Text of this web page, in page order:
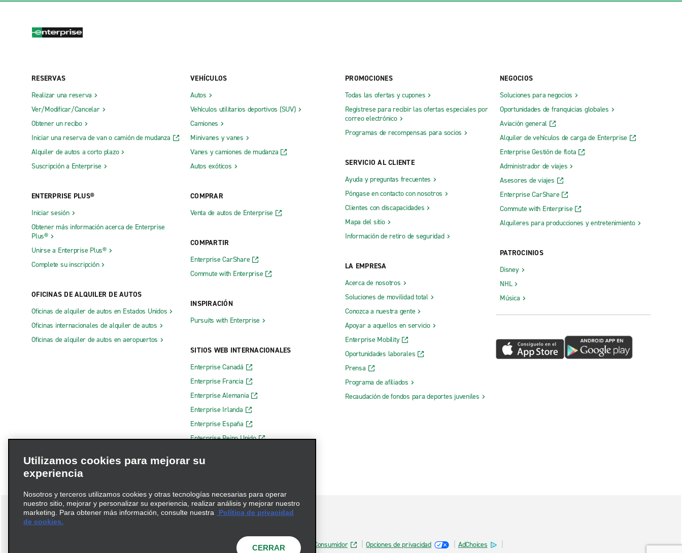
RESERVAS
Realizar una reserva
Ver/Modificar/Cancelar
Obtener un recibo
Iniciar una reserva de van o camión de mudanza
Alquiler de autos a corto plazo
Suscripción a Enterprise
ENTERPRISE PLUS®
Iniciar sesión
Obtener más información acerca de Enterprise
Plus®
Unirse a Enterprise Plus®
Complete su inscripción
OFICINAS DE ALQUILER DE AUTOS
Oficinas de alquiler de autos en Estados Unidos
Oficinas internacionales de alquiler de autos
Oficinas de alquiler de autos en aeropuertos
VEHÍCULOS
Autos
Vehículos utilitarios deportivos (SUV)
Camiones
Minivanes y vanes
Vanes y camiones de mudanza
Autos exóticos
COMPRAR
Venta de autos de Enterprise
COMPARTIR
Enterprise CarShare
Commute with Enterprise
INSPIRACIÓN
Pursuits with Enterprise
SITIOS WEB INTERNACIONALES
Enterprise Canadá
Enterprise Francia
Enterprise Alemania
Enterprise Irlanda
Enterprise España
Enterprise Reino Unido
PROMOCIONES
Todas las ofertas y cupones
Regístrese para recibir las ofertas especiales por
correo electrónico
Programas de recompensas para socios
SERVICIO AL CLIENTE
Ayuda y preguntas frecuentes
Póngase en contacto con nosotros
Clientes con discapacidades
Mapa del sitio
Información de retiro de seguridad
LA EMPRESA
Acerca de nosotros
Soluciones de movilidad total
Conozca a nuestra gente
Apoyar a aquellos en servicio
Enterprise Mobility
Oportunidades laborales
Prensa
Programa de afiliados
Recaudación de fondos para deportes juveniles
NEGOCIOS
Soluciones para negocios
Oportunidades de franquicias globales
Aviación general
Alquiler de vehículos de carga de Enterprise
Enterprise Gestión de flota
Administrador de viajes
Asesores de viajes
Enterprise CarShare
Commute with Enterprise
Alquileres para producciones y entretenimiento
PATROCINIOS
Disney
NHL
Música
Información de Salud del Consumidor Opciones de privacidad AdChoices
Utilizamos cookies para mejorar su
experiencia
Nosotros y terceros utilizamos cookies y otras tecnologías necesarias para operar
nuestro sitio, mejorar y personalizar su experiencia, realizar análisis y mejorar nuestro
marketing. Para obtener más información, consulte nuestra
Política de privacidad
de cookies.
CERRAR